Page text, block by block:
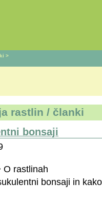
>
rastlin / članki
bonsaji
O rastlinah
bonsaji in